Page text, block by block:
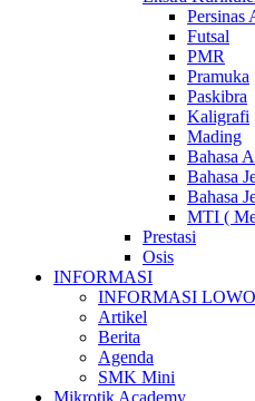
Persinas
Futsal
PMR
Pramuka
Paskibra
Kaligrafi
Mading
Bahasa
Bahasa
Bahasa
MTI (
Prestasi
Osis
INFORMASI
INFORMASI
Artikel
Berita
Agenda
SMK Mini
Mikrotik Academy